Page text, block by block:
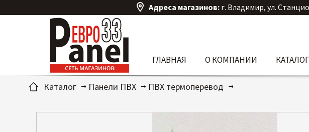
Адреса магазинов: г. Владимир, ул.
ГЛАВНАЯ О КОМПАНИИ КАТАЛОГ
Каталог Панели ПВХ ПВХ термоперевод